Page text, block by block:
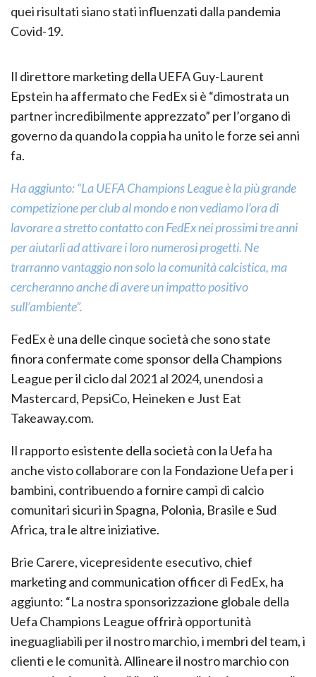
quei risultati siano stati influenzati dalla pandemia
Covid-19.
Il direttore marketing della UEFA Guy-Laurent
Epstein ha affermato che FedEx si è “dimostrata un
partner incredibilmente apprezzato” per l’organo di
governo da quando la coppia ha unito le forze sei anni
fa.
Ha aggiunto: “La UEFA Champions League è la più grande
competizione per club al mondo e non vediamo l’ora di
lavorare a stretto contatto con FedEx nei prossimi tre anni
per aiutarli ad attivare i loro numerosi progetti. Ne
trarranno vantaggio non solo la comunità calcistica, ma
cercheranno anche di avere un impatto positivo
sull’ambiente”.
FedEx è una delle cinque società che sono state
finora confermate come sponsor della Champions
League per il ciclo dal 2021 al 2024, unendosi a
Mastercard, PepsiCo, Heineken e Just Eat
Takeaway.com.
Il rapporto esistente della società con la Uefa ha
anche visto collaborare con la Fondazione Uefa per i
bambini, contribuendo a fornire campi di calcio
comunitari sicuri in Spagna, Polonia, Brasile e Sud
Africa, tra le altre iniziative.
Brie Carere, vicepresidente esecutivo, chief
marketing and communication officer di FedEx, ha
aggiunto: “La nostra sponsorizzazione globale della
Uefa Champions League offrirà opportunità
ineguagliabili per il nostro marchio, i membri del team, i
clienti e le comunità. Allineare il nostro marchio con